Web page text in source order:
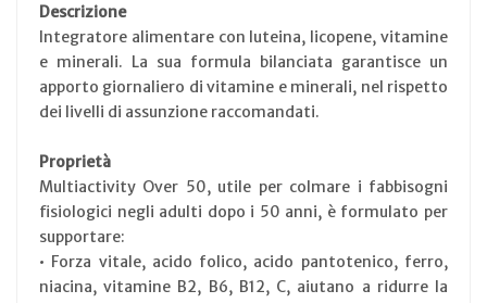
Descrizione
Integratore alimentare con luteina, licopene, vitamine
e minerali. La sua formula bilanciata garantisce un
apporto giornaliero di vitamine e minerali, nel rispetto
dei livelli di assunzione raccomandati.
Proprietà
Multiactivity Over 50, utile per colmare i fabbisogni
fisiologici negli adulti dopo i 50 anni, è formulato per
supportare:
• Forza vitale, acido folico, acido pantotenico, ferro,
niacina, vitamine B2, B6, B12, C, aiutano a ridurre la